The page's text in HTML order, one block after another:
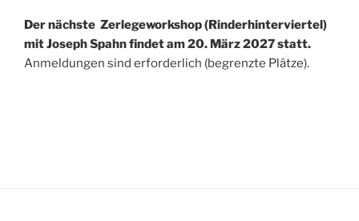
Der nächste Zerlegeworkshop (Rinderhinterviertel)
mit Joseph Spahn findet am 20. März 2027 statt.
Anmeldungen sind erforderlich (begrenzte Plätze).